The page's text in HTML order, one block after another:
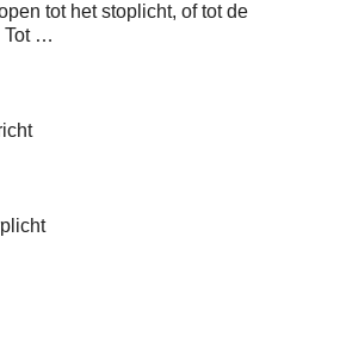
tot het stoplicht, of tot de
Tot …